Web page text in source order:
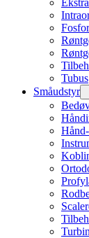
Tubus
Småudstyr